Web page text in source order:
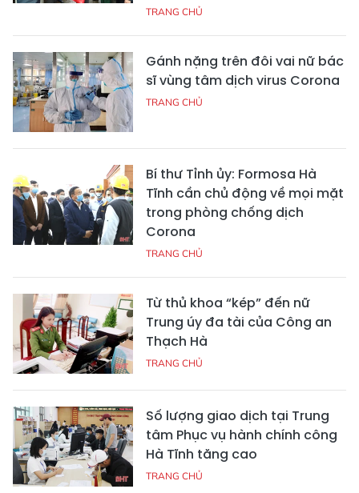
TRANG CHỦ
Gánh nặng trên đôi vai nữ bác
sĩ vùng tâm dịch virus Corona
TRANG CHỦ
Bí thư Tỉnh ủy: Formosa Hà
Tĩnh cần chủ động về mọi mặt
trong phòng chống dịch
Corona
TRANG CHỦ
Từ thủ khoa “kép” đến nữ
Trung úy đa tài của Công an
Thạch Hà
TRANG CHỦ
Số lượng giao dịch tại Trung
tâm Phục vụ hành chính công
Hà Tĩnh tăng cao
TRANG CHỦ